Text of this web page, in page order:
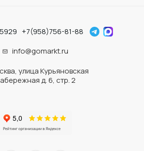
+7(958)756-81-88
info@gomarkt.ru
улица Курьяновская
д. 6, стр. 2